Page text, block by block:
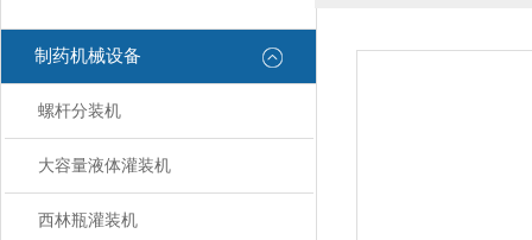
制药机械设备
螺杆分装机
大容量液体灌装机
西林瓶灌装机